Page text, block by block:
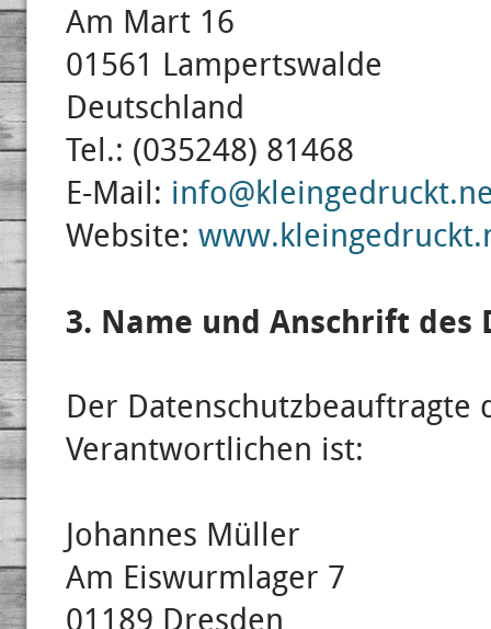
Am Mart 16
01561 Lampertswalde
Deutschland
Tel.: (035248) 81468
E-Mail:
Website:
3. Name und Anschrift
Der Datenschutzbeauftragte
Verantwortlichen ist:
Johannes Müller
Am Eiswurmlager 7
01189 Dresden